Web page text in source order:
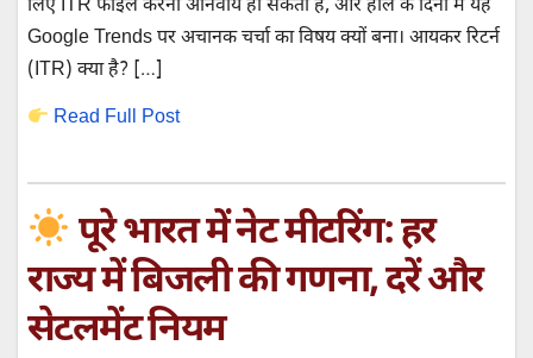
लिए ITR फाइल करना अनिवार्य हो सकता है, और हाल के दिनों में यह
Google Trends पर अचानक चर्चा का विषय क्यों बना। आयकर रिटर्न
(ITR) क्या है? […]
Read Full Post
पूरे भारत में नेट मीटरिंग: हर
राज्य में बिजली की गणना, दरें और
सेटलमेंट नियम